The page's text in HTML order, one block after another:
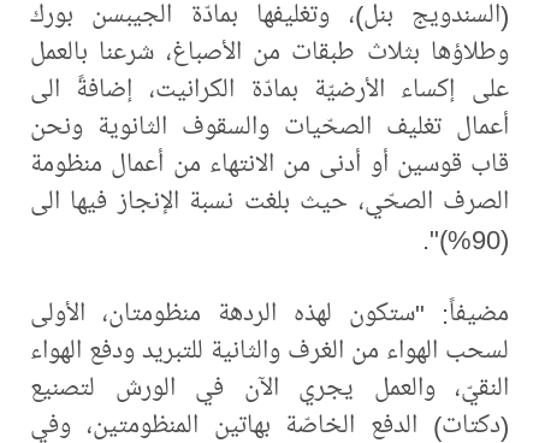
(السندويج بنل)، وتغليفها بمادّة الجيبسن بورك
وطلاؤها بثلاث طبقات من الأصباغ، شرعنا بالعمل
على إكساء الأرضيّة بمادّة الكرانيت، إضافةً الى
أعمال تغليف الصحّيات والسقوف الثانوية ونحن
قاب قوسين أو أدنى من الانتهاء من أعمال منظومة
الصرف الصحّي، حيث بلغت نسبة الإنجاز فيها الى
(90%)".
مضيفاً: "ستكون لهذه الردهة منظومتان، الأولى
لسحب الهواء من الغرف والثانية للتبريد ودفع الهواء
النقيّ، والعمل يجري الآن في الورش لتصنيع
(دكتات) الدفع الخاصّة بهاتين المنظومتين، وفي